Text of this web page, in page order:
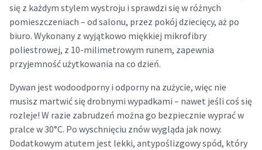
się z każdym stylem wystroju i sprawdzi się w różnych
pomieszczeniach – od salonu, przez pokój dziecięcy, aż po
biuro. Wykonany z wyjątkowo miękkiej mikrofibry
poliestrowej, z 10-milimetrowym runem, zapewnia
przyjemność użytkowania na co dzień.
Dywan jest wodoodporny i odporny na zużycie, więc nie
musisz martwić się drobnymi wypadkami – nawet jeśli coś się
rozleje! W razie zabrudzeń można go bezpiecznie wyprać w
pralce w 30°C. Po wyschnięciu znów wygląda jak nowy.
Dodatkowym atutem jest lekki, antypoślizgowy spód, który